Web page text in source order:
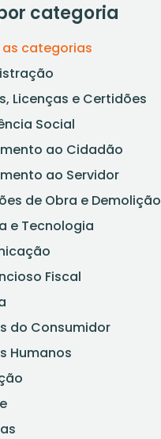
categoria
as categorias
Licenças e Certidões
Social
ao Cidadão
ao Servidor
de Obra e Demolição
e Tecnologia
Fiscal
do Consumidor
Humanos